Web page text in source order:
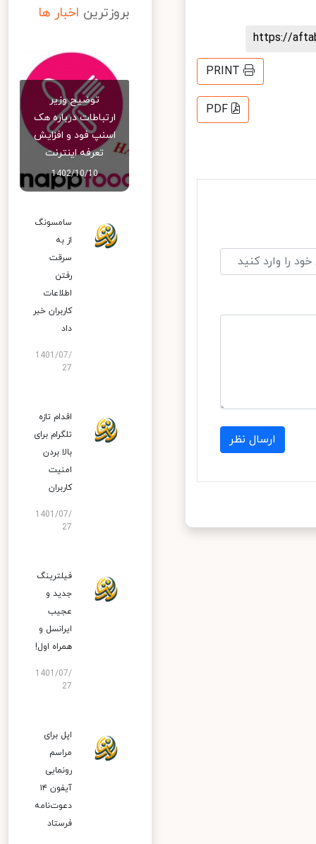
https://
PRINT
PDF
ارسال نظر
بروزترین اخبار ها
توضیح وزیر
ارتباطات درباره هک
اسنپ‌ فود و افزایش
تعرفه اینترنت
1402/10/10
سامسونگ
از به
سرقت
رفتن
اطلاعات
کاربران خبر
داد
1401/07/
27
اقدام تازه
تلگرام برای
بالا بردن
امنیت
کاربران
1401/07/
27
فیلترینگ
جدید و
عجیب
ایرانسل و
همراه اول!
1401/07/
27
اپل برای
مراسم
رونمایی
آیفون ۱۴
دعوت‌نامه
فرستاد